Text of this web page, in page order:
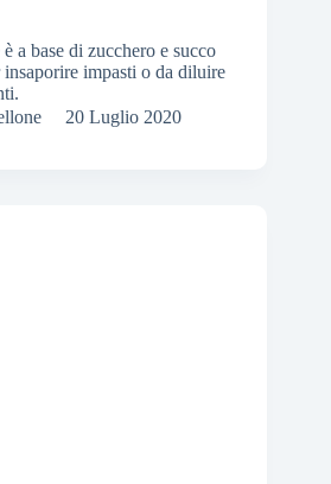
a base di zucchero e succo
impasti o da diluire
20 Luglio 2020